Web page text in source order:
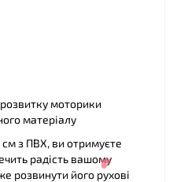
моторики
матеріалу
з ПВХ, ви отримуєте
радість вашому
розвинути його рухові